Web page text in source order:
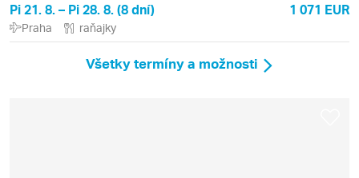
Pi 21. 8. – Pi 28. 8. (8 dní) 1 071 EUR
Praha raňajky
Všetky termíny a možnosti